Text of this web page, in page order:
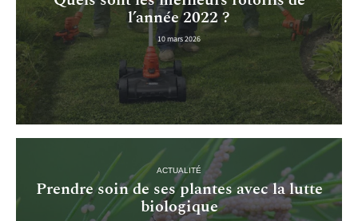
l’année 2022 ?
10 mars 2026
ACTUALITÉ
Prendre soin de ses plantes avec la lutte
biologique